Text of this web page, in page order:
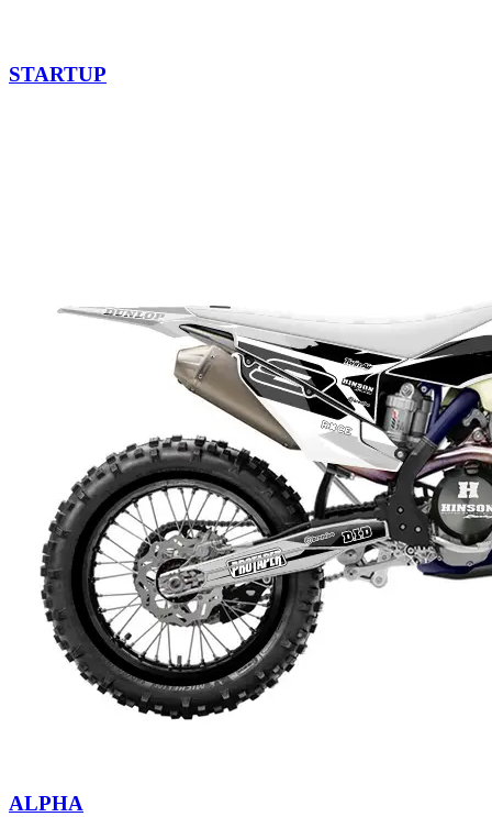
STARTUP
ALPHA